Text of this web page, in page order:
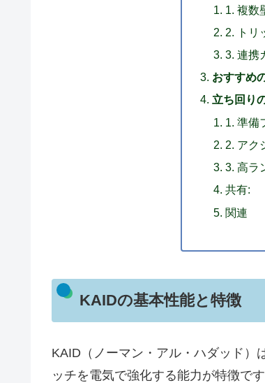
1. 複数
2. トリ
3. 連携
おすすめ
立ち回り
1. 準備
2. アク
3. 高ラ
共有:
関連
KAIDの基本性能と特徴
KAID（ノーマン・アル・ハダッド）
ッチを電気で強化する能力が特徴で